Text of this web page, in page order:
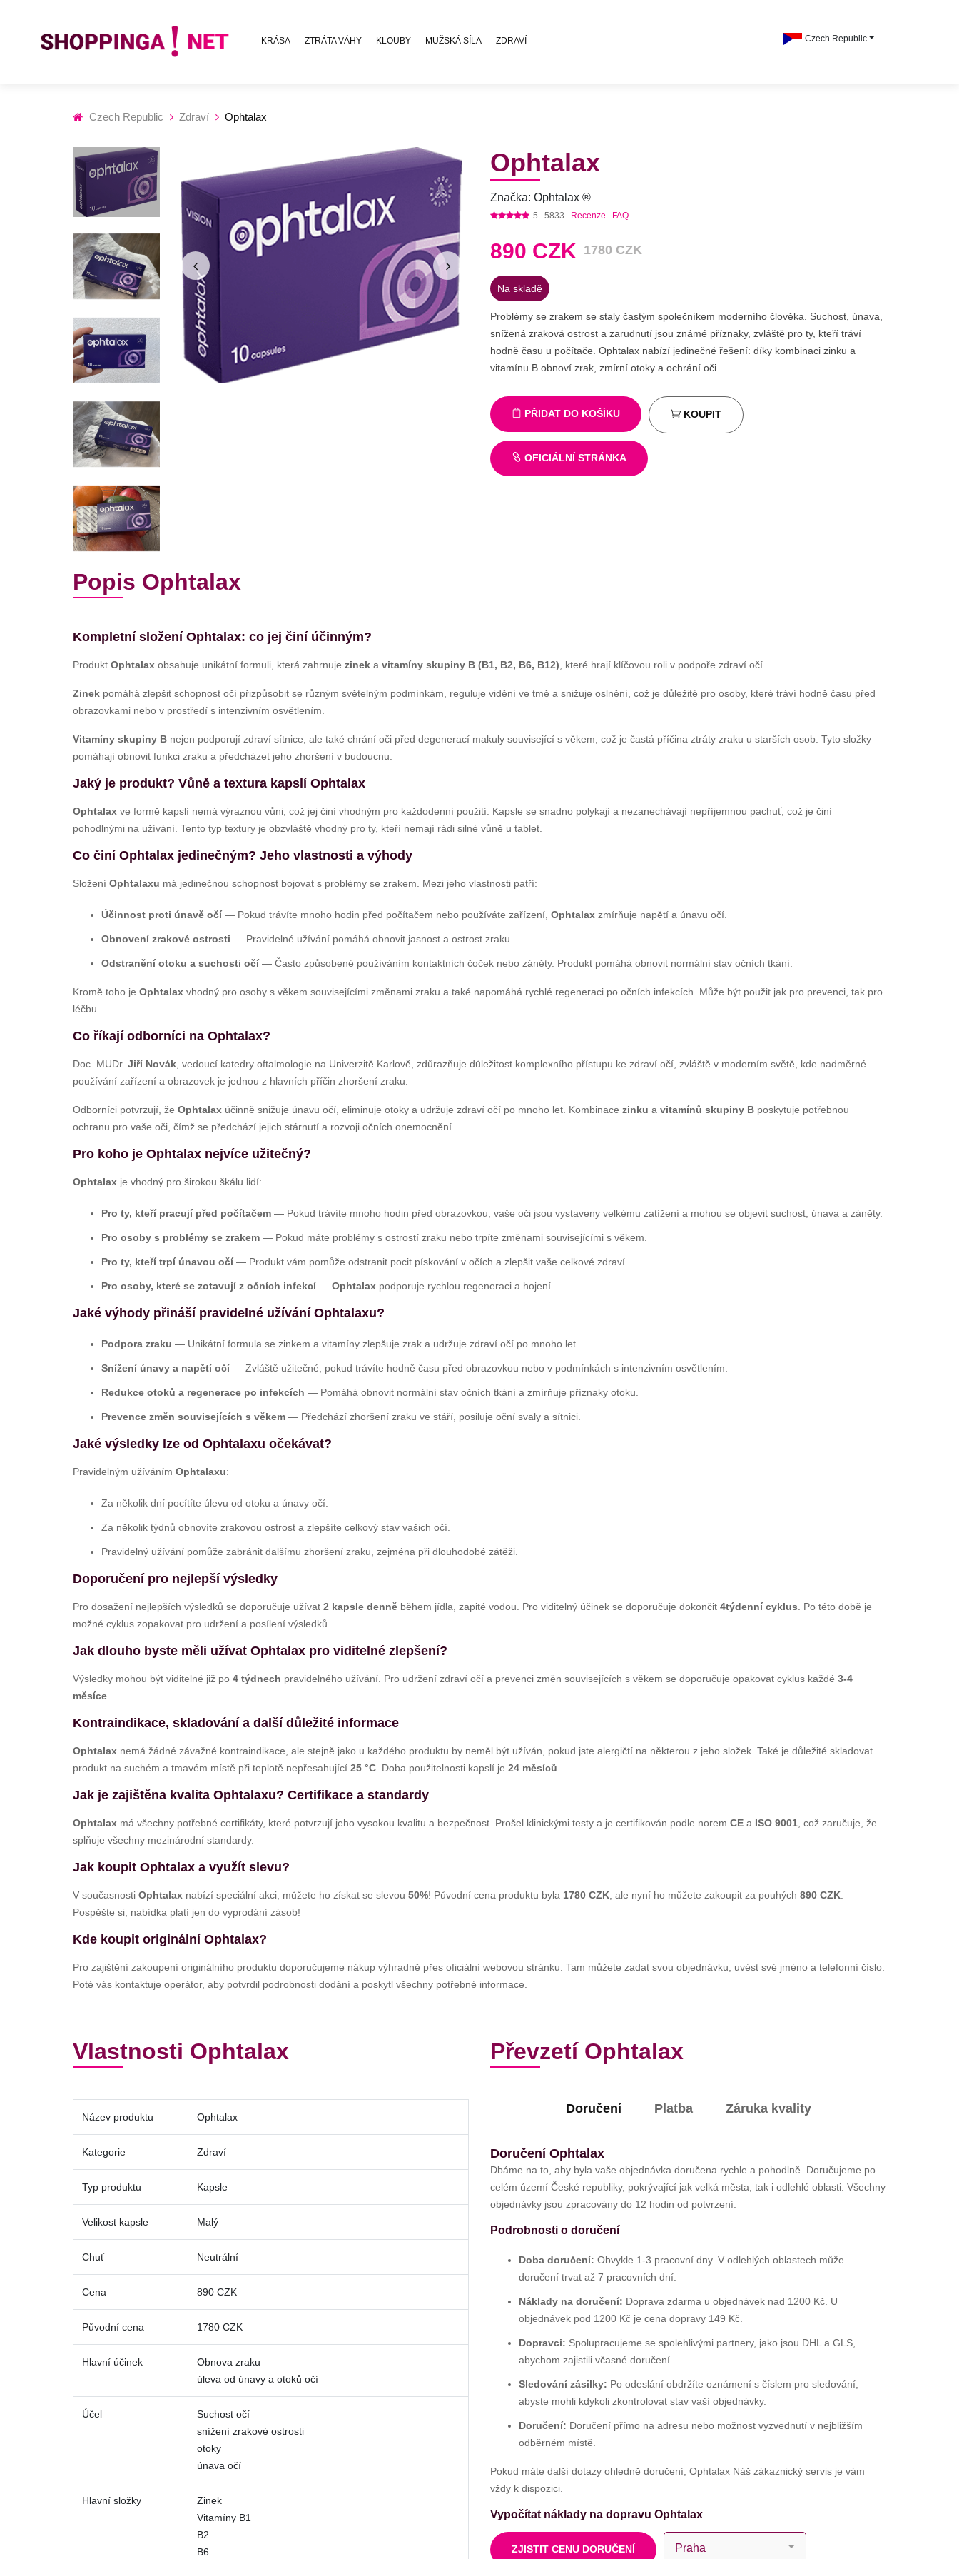
KRÁSA ZTRÁTA VÁHY KLOUBY MUŽSKÁ SÍLA ZDRAVÍ Czech Republic
Czech Republic Zdraví Ophtalax
Ophtalax
Značka: Ophtalax ®
5 5833 Recenze FAQ
890 CZK 1780 CZK
Na skladě
Problémy se zrakem se staly častým společníkem moderního člověka. Suchost, únava,
snížená zraková ostrost a zarudnutí jsou známé příznaky, zvláště pro ty, kteří tráví
hodně času u počítače. Ophtalax nabízí jedinečné řešení: díky kombinaci zinku a
vitamínu B obnoví zrak, zmírní otoky a ochrání oči.
PŘIDAT DO KOŠÍKU KOUPIT
OFICIÁLNÍ STRÁNKA
Popis Ophtalax
Kompletní složení Ophtalax: co jej činí účinným?
Produkt Ophtalax obsahuje unikátní formuli, která zahrnuje zinek a vitamíny skupiny B (B1, B2, B6, B12), které hrají klíčovou roli v podpoře zdraví očí.
Zinek pomáhá zlepšit schopnost očí přizpůsobit se různým světelným podmínkám, reguluje vidění ve tmě a snižuje oslnění, což je důležité pro osoby, které tráví hodně času před
obrazovkami nebo v prostředí s intenzivním osvětlením.
Vitamíny skupiny B nejen podporují zdraví sítnice, ale také chrání oči před degenerací makuly související s věkem, což je častá příčina ztráty zraku u starších osob. Tyto složky
pomáhají obnovit funkci zraku a předcházet jeho zhoršení v budoucnu.
Jaký je produkt? Vůně a textura kapslí Ophtalax
Ophtalax ve formě kapslí nemá výraznou vůni, což jej činí vhodným pro každodenní použití. Kapsle se snadno polykají a nezanechávají nepříjemnou pachuť, což je činí
pohodlnými na užívání. Tento typ textury je obzvláště vhodný pro ty, kteří nemají rádi silné vůně u tablet.
Co činí Ophtalax jedinečným? Jeho vlastnosti a výhody
Složení Ophtalaxu má jedinečnou schopnost bojovat s problémy se zrakem. Mezi jeho vlastnosti patří:
Účinnost proti únavě očí — Pokud trávíte mnoho hodin před počítačem nebo používáte zařízení, Ophtalax zmírňuje napětí a únavu očí.
Obnovení zrakové ostrosti — Pravidelné užívání pomáhá obnovit jasnost a ostrost zraku.
Odstranění otoku a suchosti očí — Často způsobené používáním kontaktních čoček nebo záněty. Produkt pomáhá obnovit normální stav očních tkání.
Kromě toho je Ophtalax vhodný pro osoby s věkem souvisejícími změnami zraku a také napomáhá rychlé regeneraci po očních infekcích. Může být použit jak pro prevenci, tak pro
léčbu.
Co říkají odborníci na Ophtalax?
Doc. MUDr. Jiří Novák, vedoucí katedry oftalmologie na Univerzitě Karlově, zdůrazňuje důležitost komplexního přístupu ke zdraví očí, zvláště v moderním světě, kde nadměrné
používání zařízení a obrazovek je jednou z hlavních příčin zhoršení zraku.
Odborníci potvrzují, že Ophtalax účinně snižuje únavu očí, eliminuje otoky a udržuje zdraví očí po mnoho let. Kombinace zinku a vitamínů skupiny B poskytuje potřebnou
ochranu pro vaše oči, čímž se předchází jejich stárnutí a rozvoji očních onemocnění.
Pro koho je Ophtalax nejvíce užitečný?
Ophtalax je vhodný pro širokou škálu lidí:
Pro ty, kteří pracují před počítačem — Pokud trávíte mnoho hodin před obrazovkou, vaše oči jsou vystaveny velkému zatížení a mohou se objevit suchost, únava a záněty.
Pro osoby s problémy se zrakem — Pokud máte problémy s ostrostí zraku nebo trpíte změnami souvisejícími s věkem.
Pro ty, kteří trpí únavou očí — Produkt vám pomůže odstranit pocit pískování v očích a zlepšit vaše celkové zdraví.
Pro osoby, které se zotavují z očních infekcí — Ophtalax podporuje rychlou regeneraci a hojení.
Jaké výhody přináší pravidelné užívání Ophtalaxu?
Podpora zraku — Unikátní formula se zinkem a vitamíny zlepšuje zrak a udržuje zdraví očí po mnoho let.
Snížení únavy a napětí očí — Zvláště užitečné, pokud trávíte hodně času před obrazovkou nebo v podmínkách s intenzivním osvětlením.
Redukce otoků a regenerace po infekcích — Pomáhá obnovit normální stav očních tkání a zmírňuje příznaky otoku.
Prevence změn souvisejících s věkem — Předchází zhoršení zraku ve stáří, posiluje oční svaly a sítnici.
Jaké výsledky lze od Ophtalaxu očekávat?
Pravidelným užíváním Ophtalaxu:
Za několik dní pocítíte úlevu od otoku a únavy očí.
Za několik týdnů obnovíte zrakovou ostrost a zlepšíte celkový stav vašich očí.
Pravidelný užívání pomůže zabránit dalšímu zhoršení zraku, zejména při dlouhodobé zátěži.
Doporučení pro nejlepší výsledky
Pro dosažení nejlepších výsledků se doporučuje užívat 2 kapsle denně během jídla, zapité vodou. Pro viditelný účinek se doporučuje dokončit 4týdenní cyklus. Po této době je
možné cyklus zopakovat pro udržení a posílení výsledků.
Jak dlouho byste měli užívat Ophtalax pro viditelné zlepšení?
Výsledky mohou být viditelné již po 4 týdnech pravidelného užívání. Pro udržení zdraví očí a prevenci změn souvisejících s věkem se doporučuje opakovat cyklus každé 3-4
měsíce.
Kontraindikace, skladování a další důležité informace
Ophtalax nemá žádné závažné kontraindikace, ale stejně jako u každého produktu by neměl být užíván, pokud jste alergičtí na některou z jeho složek. Také je důležité skladovat
produkt na suchém a tmavém místě při teplotě nepřesahující 25 °C. Doba použitelnosti kapslí je 24 měsíců.
Jak je zajištěna kvalita Ophtalaxu? Certifikace a standardy
Ophtalax má všechny potřebné certifikáty, které potvrzují jeho vysokou kvalitu a bezpečnost. Prošel klinickými testy a je certifikován podle norem CE a ISO 9001, což zaručuje, že
splňuje všechny mezinárodní standardy.
Jak koupit Ophtalax a využít slevu?
V současnosti Ophtalax nabízí speciální akci, můžete ho získat se slevou 50%! Původní cena produktu byla 1780 CZK, ale nyní ho můžete zakoupit za pouhých 890 CZK.
Pospěšte si, nabídka platí jen do vyprodání zásob!
Kde koupit originální Ophtalax?
Pro zajištění zakoupení originálního produktu doporučujeme nákup výhradně přes oficiální webovou stránku. Tam můžete zadat svou objednávku, uvést své jméno a telefonní číslo.
Poté vás kontaktuje operátor, aby potvrdil podrobnosti dodání a poskytl všechny potřebné informace.
Vlastnosti Ophtalax
Název produktu Ophtalax
Kategorie Zdraví
Typ produktu Kapsle
Velikost kapsle Malý
Chuť Neutrální
Cena 890 CZK
Původní cena 1780 CZK
Hlavní účinek
Obnova zraku
úleva od únavy a otoků očí
Účel
Suchost očí
snížení zrakové ostrosti
otoky
únava očí
Hlavní složky
Zinek
Vitamíny B1
B2
B6
Převzetí Ophtalax
Doručení Platba Záruka kvality
Doručení Ophtalax
Dbáme na to, aby byla vaše objednávka doručena rychle a pohodlně. Doručujeme po
celém území České republiky, pokrývající jak velká města, tak i odlehlé oblasti. Všechny
objednávky jsou zpracovány do 12 hodin od potvrzení.
Podrobnosti o doručení
Doba doručení: Obvykle 1-3 pracovní dny. V odlehlých oblastech může
doručení trvat až 7 pracovních dní.
Náklady na doručení: Doprava zdarma u objednávek nad 1200 Kč. U
objednávek pod 1200 Kč je cena dopravy 149 Kč.
Dopravci: Spolupracujeme se spolehlivými partnery, jako jsou DHL a GLS,
abychom zajistili včasné doručení.
Sledování zásilky: Po odeslání obdržíte oznámení s číslem pro sledování,
abyste mohli kdykoli zkontrolovat stav vaší objednávky.
Doručení: Doručení přímo na adresu nebo možnost vyzvednutí v nejbližším
odběrném místě.
Pokud máte další dotazy ohledně doručení, Ophtalax Náš zákaznický servis je vám
vždy k dispozici.
Vypočítat náklady na dopravu Ophtalax
ZJISTIT CENU DORUČENÍ